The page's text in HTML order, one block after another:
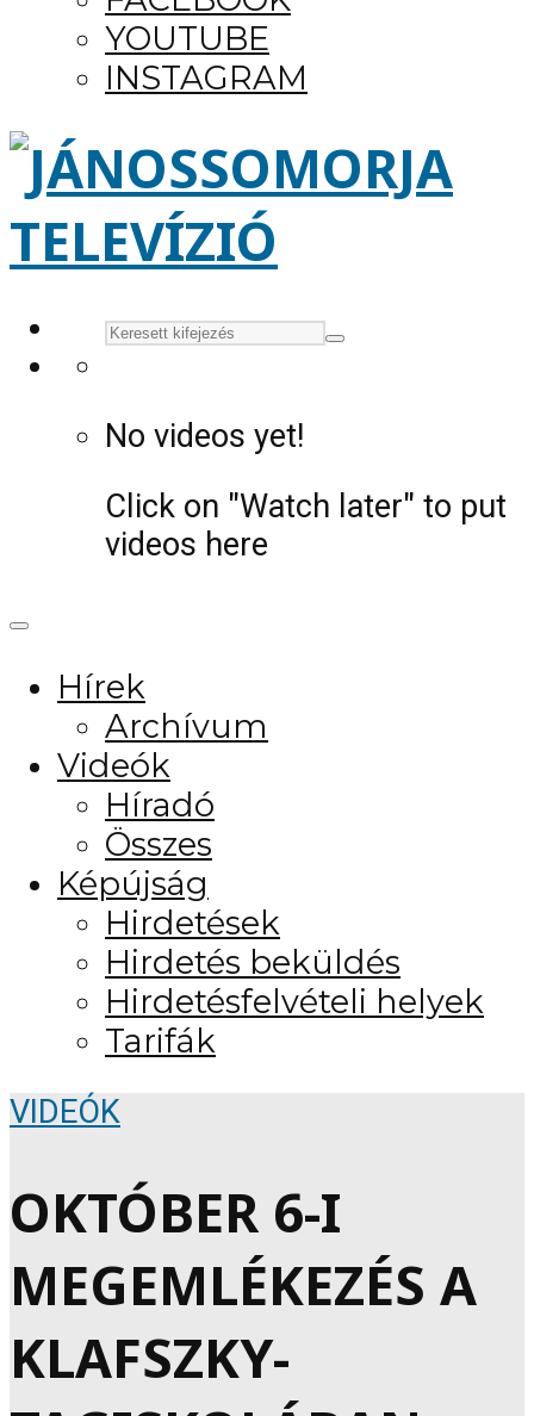
YOUTUBE
INSTAGRAM
No videos yet!
Click on "Watch later" to put
videos here
Hírek
Archívum
Videók
Híradó
Összes
Képújság
Hirdetések
Hirdetés beküldés
Hirdetésfelvételi helyek
Tarifák
VIDEÓK
OKTÓBER 6-I
MEGEMLÉKEZÉS A
KLAFSZKY-